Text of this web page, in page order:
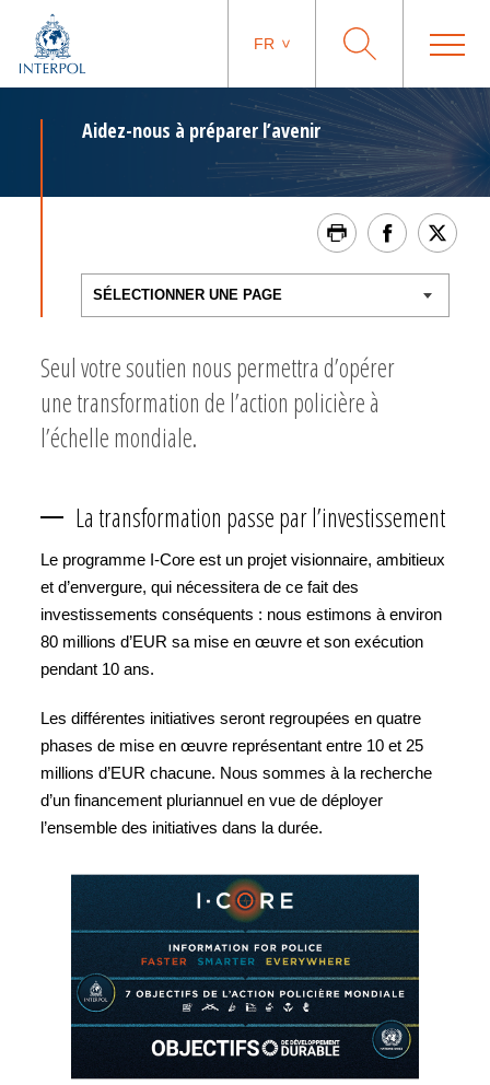
FR
Aidez-nous à préparer l’avenir
Seul votre soutien nous permettra d’opérer
une transformation de l’action policière à
l’échelle mondiale.
La transformation passe par l’investissement
Le programme I-Core est un projet visionnaire, ambitieux
et d’envergure, qui nécessitera de ce fait des
investissements conséquents : nous estimons à environ
80 millions d’EUR sa mise en œuvre et son exécution
pendant 10 ans.
Les différentes initiatives seront regroupées en quatre
phases de mise en œuvre représentant entre 10 et 25
millions d’EUR chacune. Nous sommes à la recherche
d’un financement pluriannuel en vue de déployer
l’ensemble des initiatives dans la durée.